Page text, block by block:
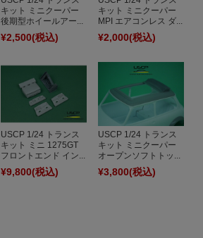
キット ミニクーパー
後期型ホイールアー...
¥2,500(税込)
キット ミニクーパー
MPI エアコンレス ダ...
¥2,000(税込)
USCP 1/24 トランス
キット ミニ 1275GT
フロントエンド イン...
¥9,800(税込)
USCP 1/24 トランス
キット ミニクーパー
オープンソフトトッ...
¥3,800(税込)